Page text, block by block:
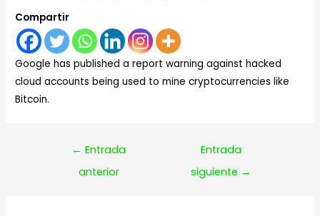
Compartir
Google has published a report warning against hacked
cloud accounts being used to mine cryptocurrencies like
Bitcoin.
Navegación
← Entrada
anterior
Entrada
siguiente →